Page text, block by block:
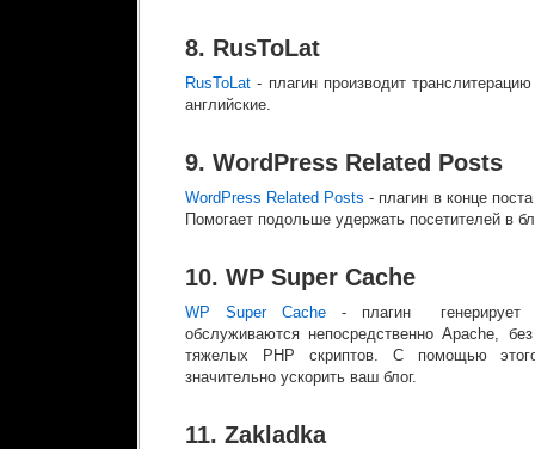
8. RusToLat
RusToLat - плагин производит
английские.
9. WordPress Related Posts
WordPress Related Posts - плагин в конце
Помогает подольше удержать посетителей в
10. WP Super Cache
WP Super Cache- плагин генерирует
обслуживаются непосредственно Apache,
тяжелых PHP скриптов. С помощью
значительно ускорить ваш блог.
11. Zakladka